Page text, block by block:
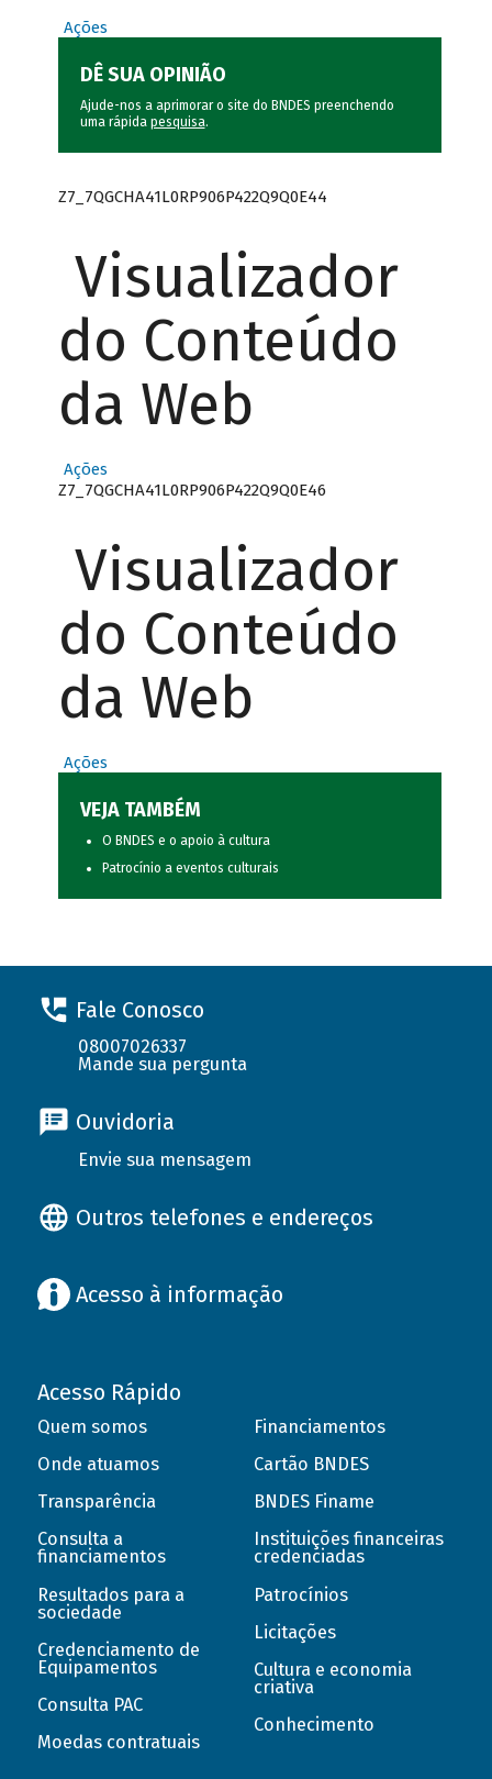
Ações
DÊ SUA OPINIÃO
Ajude-nos a aprimorar o site do BNDES preenchendo
uma rápida pesquisa.
Z7_7QGCHA41L0RP906P422Q9Q0E44
Visualizador
do Conteúdo
da Web
Ações
Z7_7QGCHA41L0RP906P422Q9Q0E46
Visualizador
do Conteúdo
da Web
Ações
VEJA TAMBÉM
O BNDES e o apoio à cultura
Patrocínio a eventos culturais
Fale Conosco
08007026337
Mande sua pergunta
Ouvidoria
Envie sua mensagem
Outros telefones e endereços
Acesso à informação
Acesso Rápido
Quem somos
Onde atuamos
Transparência
Consulta a
financiamentos
Resultados para a
sociedade
Credenciamento de
Equipamentos
Consulta PAC
Moedas contratuais
Financiamentos
Cartão BNDES
BNDES Finame
Instituições financeiras
credenciadas
Patrocínios
Licitações
Cultura e economia
criativa
Conhecimento